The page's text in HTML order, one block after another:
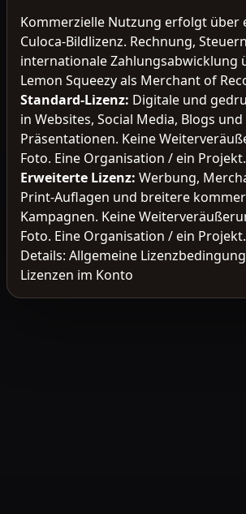
Kommerzielle Nutzung erfolgt über
Culoca-Bildlizenz. Rechnung,
internationale Zahlungsabwicklung
Lemon Squeezy als Merchant of
Standard-Lizenz: Digitale und
in Websites, Social Media, Blogs und
Präsentationen. Keine
Foto. Eine Organisation / ein Projekt.
Erweiterte Lizenz: Werbung,
Print-Auflagen und breitere
Kampagnen. Keine
Foto. Eine Organisation / ein Projekt.
Details: Allgemeine
Lizenzen im Konto